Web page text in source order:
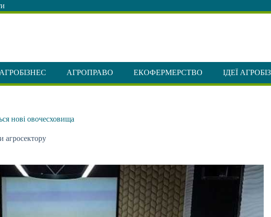
АГРОБІЗНЕС АГРОПРАВО ЕКОФЕРМЕРСТВО ІДЕЇ
нові овочесховища
агросектору